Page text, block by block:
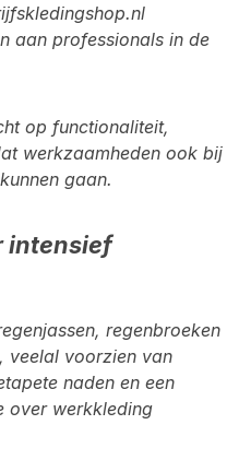
aan professionals in de
op functionaliteit,
werkzaamheden ook bij
gaan.
intensief
regenbroeken
, veelal voorzien van
naden en een
over werkkleding